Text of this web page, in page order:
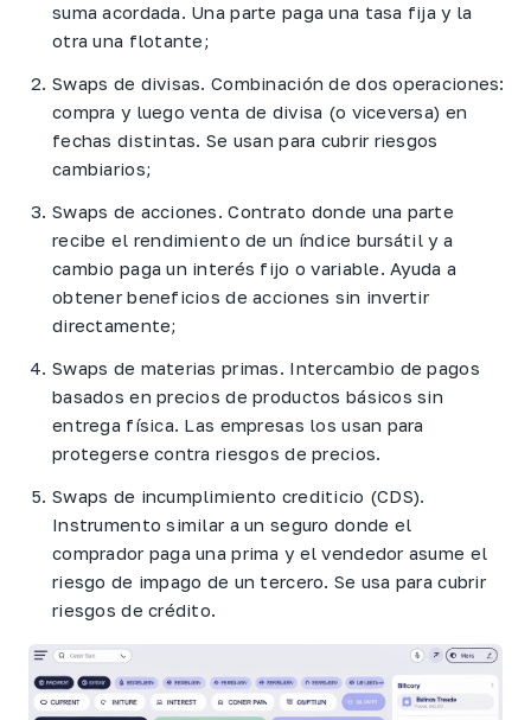
suma acordada. Una parte paga una tasa fija y la
otra una flotante;
Swaps de divisas. Combinación de dos operaciones:
compra y luego venta de divisa (o viceversa) en
fechas distintas. Se usan para cubrir riesgos
cambiarios;
Swaps de acciones. Contrato donde una parte
recibe el rendimiento de un índice bursátil y a
cambio paga un interés fijo o variable. Ayuda a
obtener beneficios de acciones sin invertir
directamente;
Swaps de materias primas. Intercambio de pagos
basados en precios de productos básicos sin
entrega física. Las empresas los usan para
protegerse contra riesgos de precios.
Swaps de incumplimiento crediticio (CDS).
Instrumento similar a un seguro donde el
comprador paga una prima y el vendedor asume el
riesgo de impago de un tercero. Se usa para cubrir
riesgos de crédito.